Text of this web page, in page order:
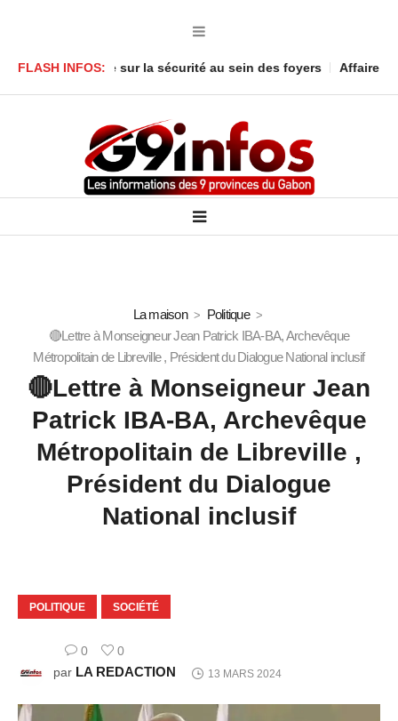
FLASH INFOS:
sur la sécurité au sein des foyers Affaire Mbanié : Ali
La maison
Politique
🔴Lettre à Monseigneur Jean Patrick IBA-BA, Archevêque
Métropolitain de Libreville , Président du Dialogue National inclusif
🔴Lettre à Monseigneur Jean
Patrick IBA-BA, Archevêque
Métropolitain de Libreville ,
Président du Dialogue
National inclusif
POLITIQUE SOCIÉTÉ
0
0
par LA REDACTION 13 MARS 2024